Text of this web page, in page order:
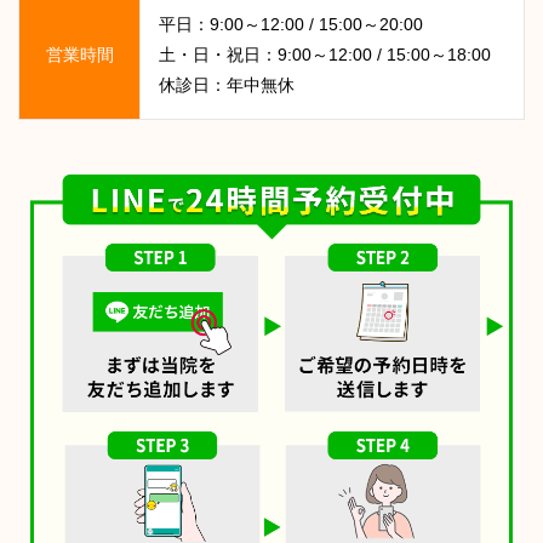
営業時間
平日：9:00～12:00 / 15:00～20:00
土・日・祝日：9:00～12:00 / 15:00～18:00
休診日：年中無休